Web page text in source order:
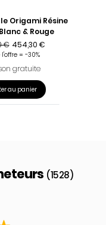
Origami Résine
& Rouge
€ Prix promotionnel
454,30 €
l'offre = -30%
gratuite
au panier
(1528)